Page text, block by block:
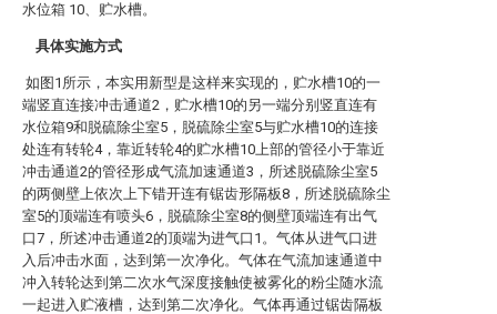
水位箱 10、贮水槽。
具体实施方式
如图1所示，本实用新型是这样来实现的，贮水槽10的一
端竖直连接冲击通道2，贮水槽10的另一端分别竖直连有
水位箱9和脱硫除尘室5，脱硫除尘室5与贮水槽10的连接
处连有转轮4，靠近转轮4的贮水槽10上部的管径小于靠近
冲击通道2的管径形成气流加速通道3，所述脱硫除尘室5
的两侧壁上依次上下错开连有锯齿形隔板8，所述脱硫除尘
室5的顶端连有喷头6，脱硫除尘室8的侧壁顶端连有出气
口7，所述冲击通道2的顶端为进气口1。气体从进气口进
入后冲击水面，达到第一次净化。气体在气流加速通道中
冲入转轮达到第二次水气深度接触使被雾化的粉尘随水流
一起进入贮液槽，达到第二次净化。气体再通过锯齿隔板